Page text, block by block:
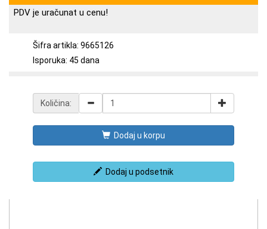
PDV je uračunat u cenu!
Šifra artikla: 9665126
Isporuka: 45 dana
Količina:
Dodaj u korpu
Dodaj u podsetnik